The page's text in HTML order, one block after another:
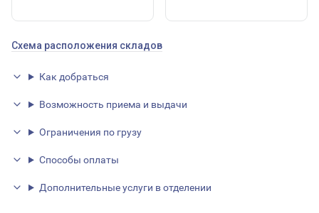
Схема расположения складов
Как добраться
Возможность приема и выдачи
Ограничения по грузу
Способы оплаты
Дополнительные услуги в отделении